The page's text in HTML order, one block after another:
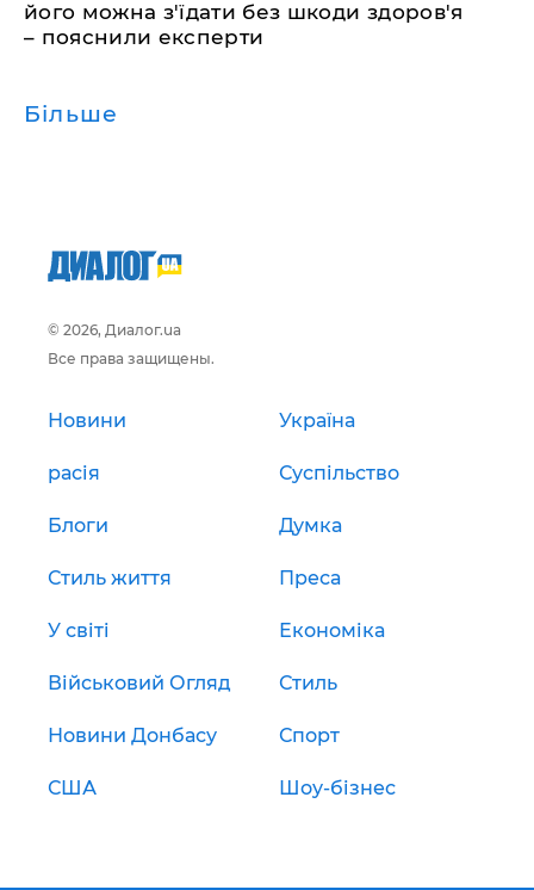
його можна з'їдати без шкоди здоров'я
– пояснили експерти
Більше
© 2026, Диалог.ua
Все права защищены.
Новини Україна
расія Суспільство
Блоги Думка
Стиль життя Преса
У світі Економіка
Військовий Огляд Стиль
Новини Донбасу Спорт
США Шоу-бізнес